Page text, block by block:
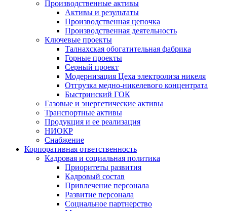
Производственные активы
Активы и результаты
Производственная цепочка
Производственная деятельность
Ключевые проекты
Талнахская обогатительная фабрика
Горные проекты
Серный проект
Модернизация Цеха электролиза никеля
Отгрузка медно-никелевого концентрата
Быстринский ГОК
Газовые и энергетические активы
Транспортные активы
Продукция и ее реализация
НИОКР
Снабжение
Корпоративная ответственность
Кадровая и социальная политика
Приоритеты развития
Кадровый состав
Привлечение персонала
Развитие персонала
Социальное партнерство